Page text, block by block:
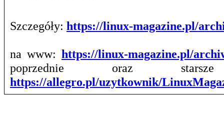
Szczegóły: https://linux-magazine.pl/
na www: https://linux-magazine.pl/
poprzednie oraz
https://allegro.pl/uzytkownik/